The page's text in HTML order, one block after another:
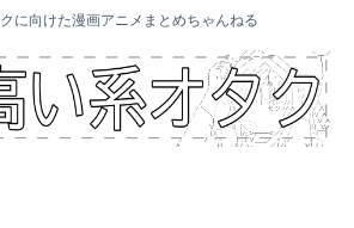
に向けた漫画アニメまとめちゃんねる